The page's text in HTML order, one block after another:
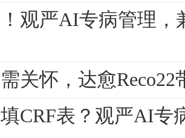
观严AI专病管理，
关怀，达愈
CRF表？观严AI专